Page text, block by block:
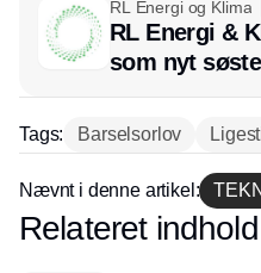
RL Energi og Klima
RL Energi &
som nyt
afsæt i RL
Tags: Barselsorlov
Nævnt i denne artikel:
Relateret indhold